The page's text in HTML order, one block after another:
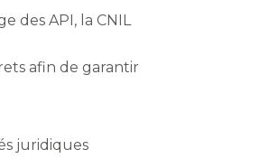
des API, la CNIL
afin de garantir
juridiques